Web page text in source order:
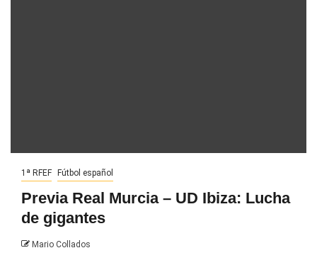
1ª RFEF Fútbol español
Previa Real Murcia – UD Ibiza: Lucha
de gigantes
Mario Collados